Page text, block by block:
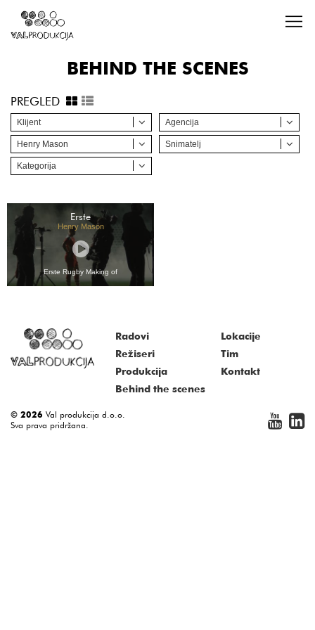
BEHIND THE SCENES
PREGLED
Klijent Agencija
Henry Mason Snimatelj
Kategorija
Erste
Henry Mason
Erste Rugby Making of
Radovi
Režiseri
Produkcija
Lokacije
Tim
Kontakt
Behind the scenes
© 2026 Val produkcija d.o.o.
Sva prava pridržana.